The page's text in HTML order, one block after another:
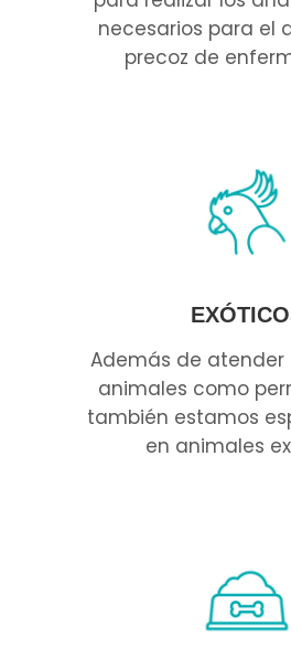
necesarios para el
precoz de
Además de atender
animales como
también estamos
en animales